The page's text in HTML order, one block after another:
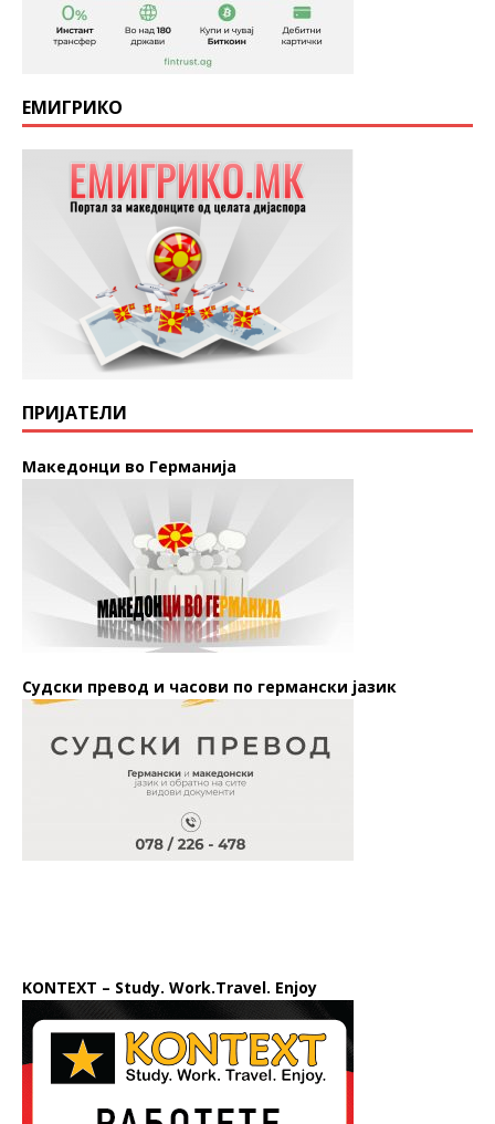
ЕМИГРИКО
ПРИЈАТЕЛИ
Македонци во Германија
Судски превод и часови по германски јазик
KONTEXT – Study. Work.Travel. Enjoy